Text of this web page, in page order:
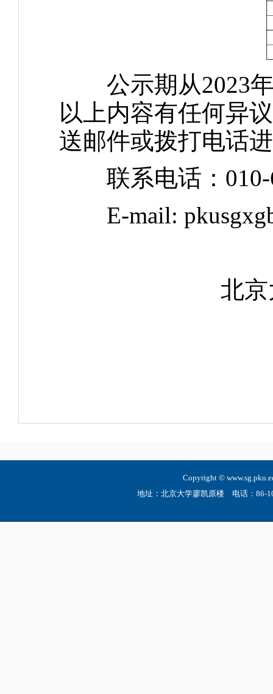
公示期从2023年
以上内容有任何异
送邮件或拨打电话
联系电话：010-
E-mail:
北京大
Copyright ©
地址：北京大学廖凯原楼 电话：86-